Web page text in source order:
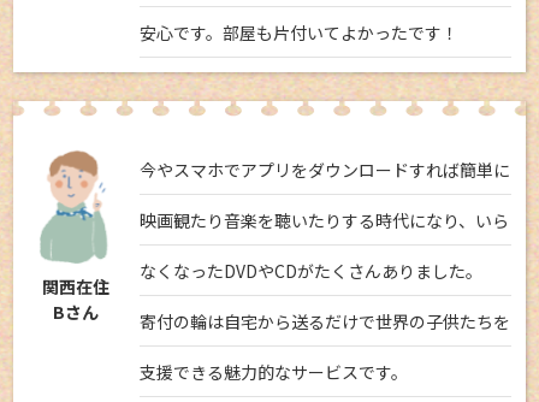
安心です。部屋も片付いてよかったです！
関西在住
Bさん
今やスマホでアプリをダウンロードすれば簡単に
映画観たり音楽を聴いたりする時代になり、いら
なくなったDVDやCDがたくさんありました。
寄付の輪は自宅から送るだけで世界の子供たちを
支援できる魅力的なサービスです。